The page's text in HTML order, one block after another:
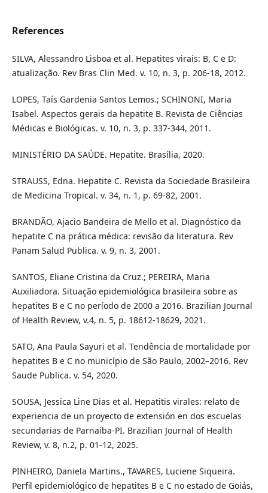
References
SILVA, Alessandro Lisboa et al. Hepatites virais: B, C e D:
atualização. Rev Bras Clin Med. v. 10, n. 3, p. 206-18, 2012.
LOPES, Taís Gardenia Santos Lemos.; SCHINONI, Maria
Isabel. Aspectos gerais da hepatite B. Revista de Ciências
Médicas e Biológicas. v. 10, n. 3, p. 337-344, 2011.
MINISTÉRIO DA SAÚDE. Hepatite. Brasília, 2020.
STRAUSS, Edna. Hepatite C. Revista da Sociedade Brasileira
de Medicina Tropical. v. 34, n. 1, p. 69-82, 2001.
BRANDÃO, Ajacio Bandeira de Mello et al. Diagnóstico da
hepatite C na prática médica: revisão da literatura. Rev
Panam Salud Publica. v. 9, n. 3, 2001.
SANTOS, Eliane Cristina da Cruz.; PEREIRA, Maria
Auxiliadora. Situação epidemiológica brasileira sobre as
hepatites B e C no período de 2000 a 2016. Brazilian Journal
of Health Review, v.4, n. 5, p. 18612-18629, 2021.
SATO, Ana Paula Sayuri et al. Tendência de mortalidade por
hepatites B e C no município de São Paulo, 2002–2016. Rev
Saude Publica. v. 54, 2020.
SOUSA, Jessica Line Dias et al. Hepatitis virales: relato de
experiencia de un proyecto de extensión en dos escuelas
secundarias de Parnaíba-PI. Brazilian Journal of Health
Review, v. 8, n.2, p. 01-12, 2025.
PINHEIRO, Daniela Martins., TAVARES, Luciene Siqueira.
Perfil epidemiológico de hepatites B e C no estado de Goiás,